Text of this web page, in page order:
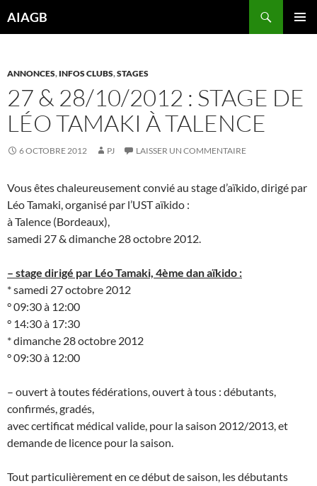
auAIAGB
ANNONCES, INFOS CLUBS,STAGES
27 & 28/10/2012 : STAGE DE
LÉO TAMAKI À TALENCE
6 OCTOBRE 2012 PJ LAISSER UN COMMENTAIRE
Vous êtes chaleureusement convié au stage d’aïkido, dirigé par
Léo Tamaki, organisé par l’UST aïkido :
à Talence (Bordeaux),
samedi 27 & dimanche 28 octobre 2012.
– stage dirigé par Léo Tamaki, 4ème dan aïkido :
* samedi 27 octobre 2012
° 09:30 à 12:00
° 14:30 à 17:30
* dimanche 28 octobre 2012
° 09:30 à 12:00
– ouvert à toutes fédérations, ouvert à tous : débutants,
confirmés, gradés,
avec certificat médical valide, pour la saison 2012/2013, et
demande de licence pour la saison.
Tout particulièrement en ce début de saison, les débutants